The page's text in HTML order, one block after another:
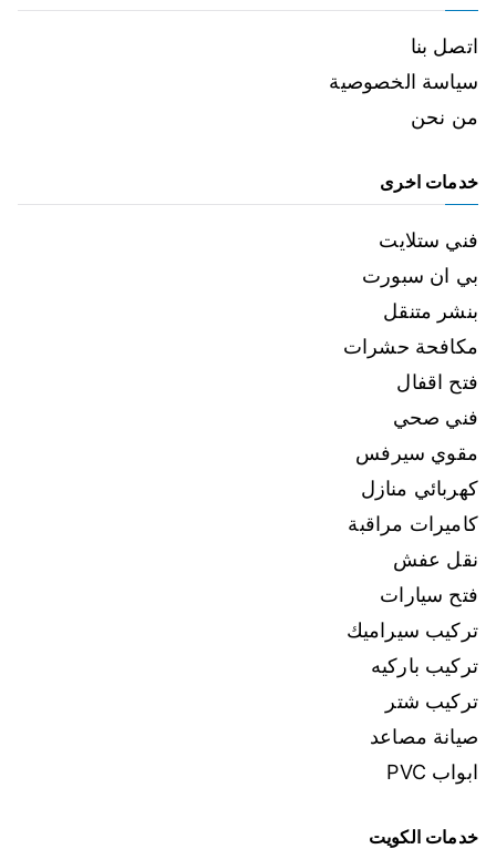
اتصل بنا
سياسة الخصوصية
من نحن
خدمات اخرى
فني ستلايت
بي ان سبورت
بنشر متنقل
مكافحة حشرات
فتح اقفال
فني صحي
مقوي سيرفس
كهربائي منازل
كاميرات مراقبة
نقل عفش
فتح سيارات
تركيب سيراميك
تركيب باركيه
تركيب شتر
صيانة مصاعد
ابواب PVC
خدمات الكويت